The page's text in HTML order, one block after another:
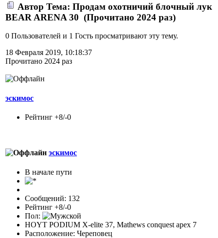
Автор Тема: Продам охотничий блочный лук
BEAR ARENA 30 (Прочитано 2024 раз)
0 Пользователей и 1 Гость просматривают эту тему.
18 Февраля 2019, 10:18:37
Прочитано 2024 раз
эскимос
Рейтинг +8/-0
эскимос
В начале пути
Сообщений: 132
Рейтинг +8/-0
Пол:
HOYT PODIUM X-elite 37, Mathews conquest apex 7
Расположение: Череповец